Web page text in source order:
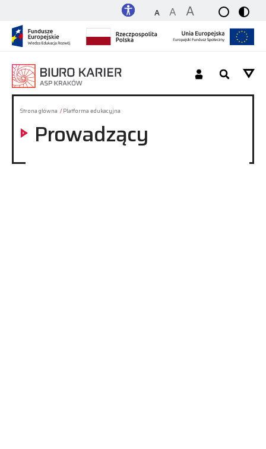
A A A
Dla Pracodawcy
Strona główna Platforma edukacyjna
Prowadzący